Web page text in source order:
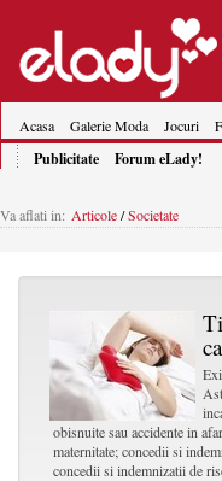
Acasa Galerie Moda Jocuri
Publicitate Forum eLady!
Va aflati in: Articole/Societate
obisnuite sau accidente in
maternitate; concedii si
concedii si indemnizatii de